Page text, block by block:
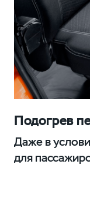
Подогрев
Даже в
для